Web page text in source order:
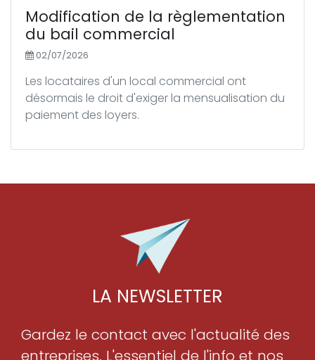
Modification de la règlementation
du bail commercial
02/07/2026
Les locataires d'un local commercial ont
désormais le droit d'exiger la mensualisation du
paiement des loyers.
LA NEWSLETTER
Gardez le contact avec l'actualité des
entreprises. L'essentiel de l'info et nos